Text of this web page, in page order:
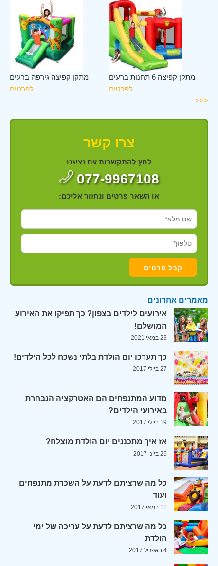
מתקן קפיצה גירפה ברעים
לפרטים
מתקן קפיצה 6 תחנות ברעים
לפרטים
<<<
צרו קשר
לחץ להתקשרות עם נציגנו
077-9967108
או השאר פרטים ונחזור אליכם:
מאמרים אחרונים
אירועים לילדים בצפון? כך תפיקו את האירוע
המושלם!
23 במאי 2021
כך תערכו יום הולדת בלתי נשכח לכל הילדים!
27 ביולי 2017
מדוע המתנפחים הם האטרקציה הנבחרת
באירועי הילדים?
19 ביולי 2017
אז איך מתכננים יום הולדת מוצלח?
25 ביוני 2017
כל מה שרציתם לדעת על השכרת מתנפחים
ועוד
11 במאי 2017
כל מה שרציתם לדעת על עריכה של ימי
הולדת
4 באפריל 2017